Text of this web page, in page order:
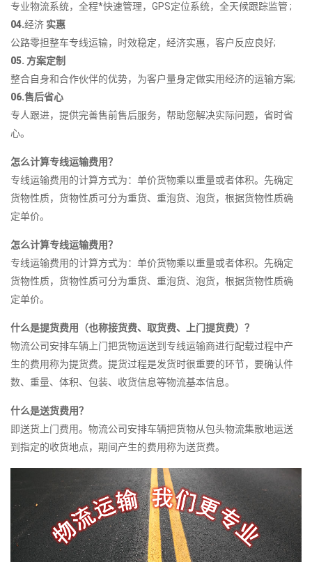
专业物流系统，全程*快速管理，GPS定位系统，全天候跟踪监管 ;
04.经济 实惠
公路零担整车专线运输，时效稳定，经济实惠，客户反应良好;
05. 方案定制
整合自身和合作伙伴的优势，为客户量身定做实用经济的运输方案;
06.售后省心
专人跟进，提供完善售前售后服务，帮助您解决实际问题，省时省
心。
怎么计算专线运输费用？
专线运输费用的计算方式为：单价货物乘以重量或者体积。先确定
货物性质，货物性质可分为重货、重泡货、泡货，根据货物性质确
定单价。
怎么计算专线运输费用？
专线运输费用的计算方式为：单价货物乘以重量或者体积。先确定
货物性质，货物性质可分为重货、重泡货、泡货，根据货物性质确
定单价。
什么是提货费用（也称接货费、取货费、上门提货费）？
物流公司安排车辆上门把货物运送到专线运输商进行配载过程中产
生的费用称为提货费。提货过程是发货时很重要的环节，要确认件
数、重量、体积、包装、收货信息等物流基本信息。
什么是送货费用？
即送货上门费用。物流公司安排车辆把货物从包头物流集散地运送
到指定的收货地点，期间产生的费用称为送货费。